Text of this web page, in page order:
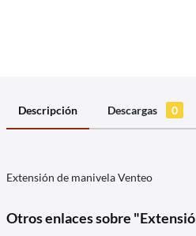
Descripción Descargas 0
Extensión de manivela Venteo
Otros enlaces sobre